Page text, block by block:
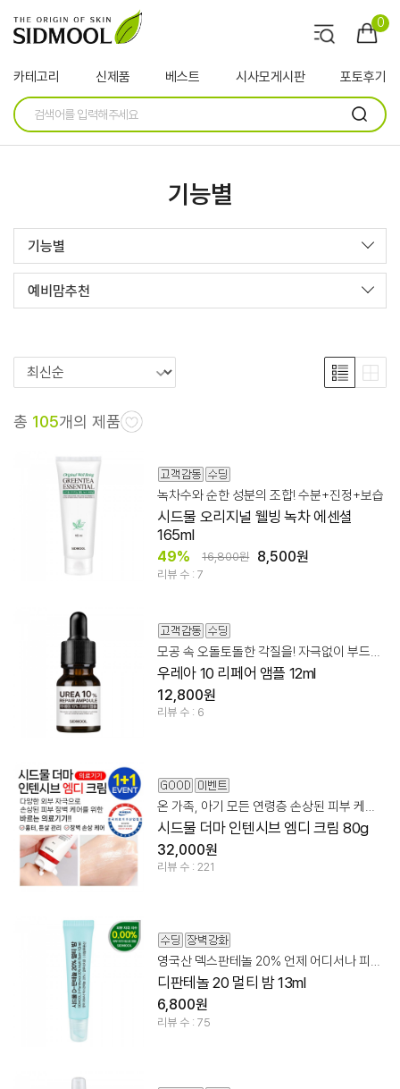
0
카테고리 신제품 베스트 시사모게시판 포토후기
기능별
기능별
예비맘추천
총 105개의 제품
녹차수와 순한 성분의 조합! 수분+진정+보습
시드물 오리지널 웰빙 녹차 에센셜
165ml
49% 16,800원 8,500원
리뷰 수 : 7
우레아 10 리페어 앰플 12ml
12,800원
리뷰 수 : 6
온 가족, 아기 모든 연령층 손상된 피부 케어 바르는 의료기기
시드물 더마 인텐시브 엠디 크림 80g
32,000원
리뷰 수 : 221
영국산 덱스판테놀 20% 언제 어디서나 피부 장벽 관리!
디판테놀 20 멀티 밤 13ml
6,800원
리뷰 수 : 75